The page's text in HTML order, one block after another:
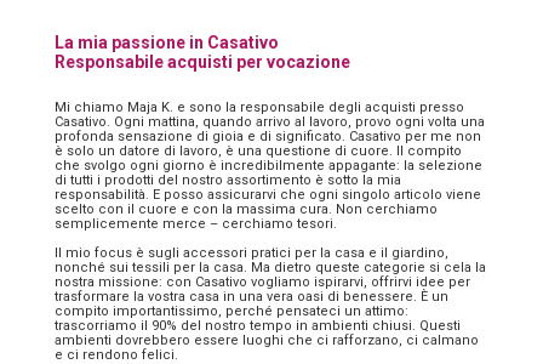
La mia passione in Casativo
Responsabile acquisti per vocazione
Mi chiamo Maja K. e sono la responsabile degli acquisti presso
Casativo. Ogni mattina, quando arrivo al lavoro, provo ogni volta una
profonda sensazione di gioia e di significato. Casativo per me non
è solo un datore di lavoro, è una questione di cuore. Il compito
che svolgo ogni giorno è incredibilmente appagante: la selezione
di tutti i prodotti del nostro assortimento è sotto la mia
responsabilità. E posso assicurarvi che ogni singolo articolo viene
scelto con il cuore e con la massima cura. Non cerchiamo
semplicemente merce – cerchiamo tesori.
Il mio focus è sugli accessori pratici per la casa e il giardino,
nonché sui tessili per la casa. Ma dietro queste categorie si cela la
nostra missione: con Casativo vogliamo ispirarvi, offrirvi idee per
trasformare la vostra casa in una vera oasi di benessere. È un
compito importantissimo, perché pensateci un attimo:
trascorriamo il 90% del nostro tempo in ambienti chiusi. Questi
ambienti dovrebbero essere luoghi che ci rafforzano, ci calmano
e ci rendono felici.